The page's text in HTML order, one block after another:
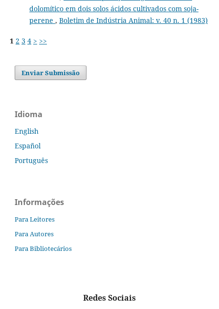
dolomítico em dois solos ácidos cultivados com soja-
perene , Boletim de Indústria Animal: v. 40 n. 1 (1983)
1 2 3 4 > >>
Enviar Submissão
Idioma
English
Español
Português
Informações
Para Leitores
Para Autores
Para Bibliotecários
Redes Sociais